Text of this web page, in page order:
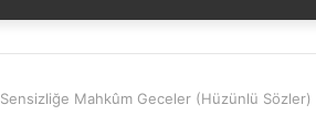
Sensizliğe Mahkûm Geceler (Hüzünlü Sözler)